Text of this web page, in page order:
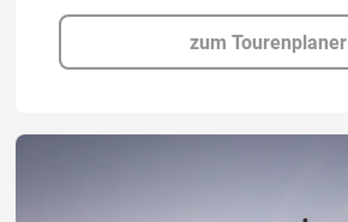
zum Tourenplaner